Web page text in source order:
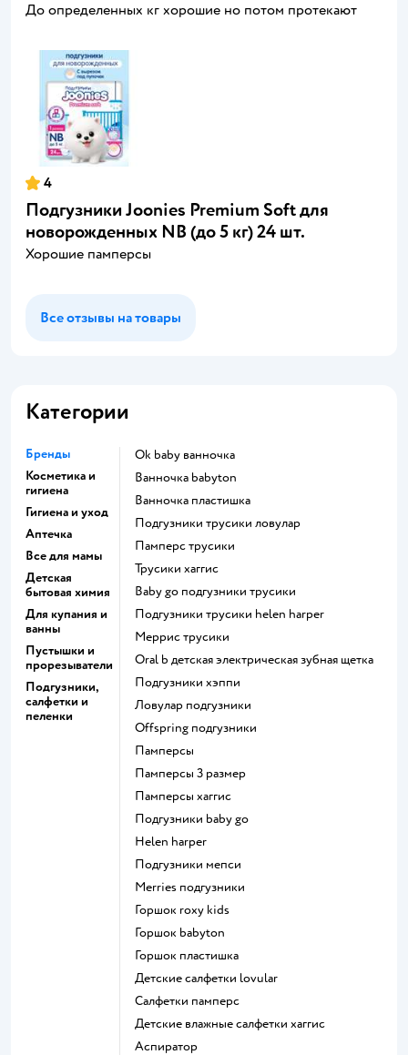
До определенных кг хорошие но потом протекают
4
Подгузники Joonies Premium Soft для
новорожденных NB (до 5 кг) 24 шт.
Хорошие памперсы
Все отзывы на товары
Категории
Бренды
Косметика и
гигиена
Гигиена и уход
Аптечка
Все для мамы
Детская
бытовая химия
Для купания и
ванны
Пустышки и
прорезыватели
Подгузники,
салфетки и
пеленки
ok baby ванночка
ванночка babyton
ванночка пластишка
подгузники трусики ловулар
памперс трусики
трусики хаггис
baby go подгузники трусики
подгузники трусики helen harper
меррис трусики
oral b детская электрическая зубная щетка
подгузники хэппи
ловулар подгузники
offspring подгузники
памперсы
памперсы 3 размер
памперсы хаггис
подгузники baby go
helen harper
подгузники мепси
merries подгузники
горшок roxy kids
горшок babyton
горшок пластишка
детские салфетки lovular
салфетки памперс
детские влажные салфетки хаггис
аспиратор